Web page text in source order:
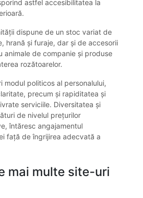
astfel accesibilitatea la
dispune de un stoc variat de
hrană și furaje, dar și de accesorii
animale de companie și produse
rozătoarelor.
modul politicos al personalului,
precum și rapiditatea și
serviciile. Diversitatea și
de nivelul prețurilor
întăresc angajamentul
față de îngrijirea adecvată a
mai multe site-uri